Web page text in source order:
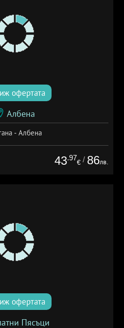
офертата
Албена
- Албена
43.97
€ / 86лв.
офертата
Пясъци